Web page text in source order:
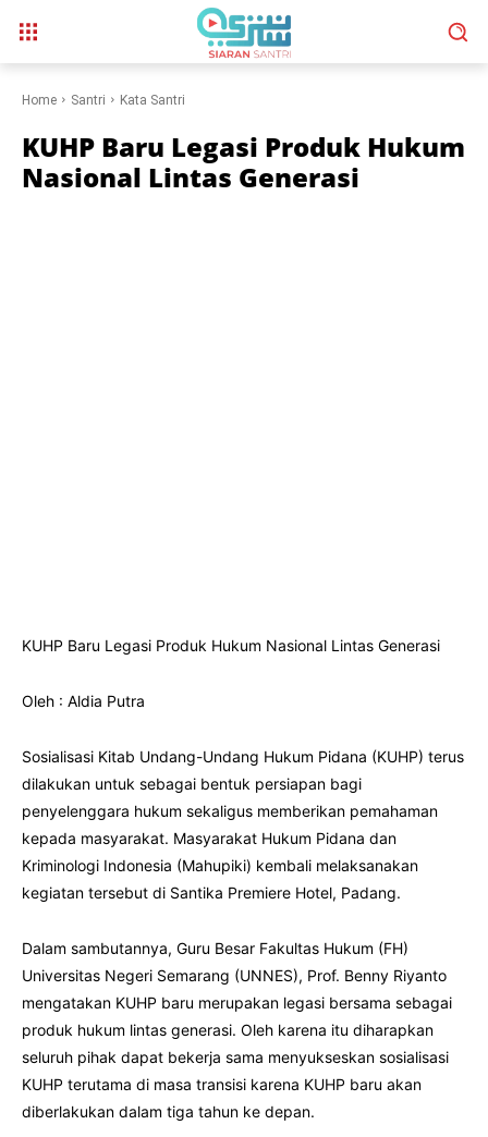
Home Santri Kata Santri
KUHP Baru Legasi Produk Hukum
Nasional Lintas Generasi
KUHP Baru Legasi Produk Hukum Nasional Lintas Generasi
Oleh : Aldia Putra
Sosialisasi Kitab Undang-Undang Hukum Pidana (KUHP) terus
dilakukan untuk sebagai bentuk persiapan bagi
penyelenggara hukum sekaligus memberikan pemahaman
kepada masyarakat. Masyarakat Hukum Pidana dan
Kriminologi Indonesia (Mahupiki) kembali melaksanakan
kegiatan tersebut di Santika Premiere Hotel, Padang.
Dalam sambutannya, Guru Besar Fakultas Hukum (FH)
Universitas Negeri Semarang (UNNES), Prof. Benny Riyanto
mengatakan KUHP baru merupakan legasi bersama sebagai
produk hukum lintas generasi. Oleh karena itu diharapkan
seluruh pihak dapat bekerja sama menyukseskan sosialisasi
KUHP terutama di masa transisi karena KUHP baru akan
diberlakukan dalam tiga tahun ke depan.